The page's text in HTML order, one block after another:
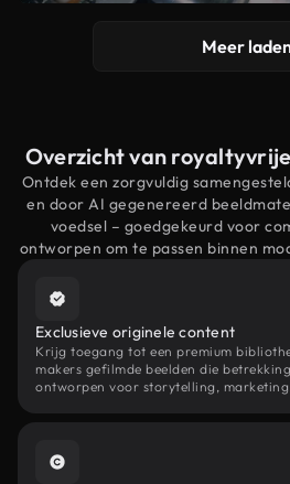
Meer
Overzicht van
Ontdek een zorgvuldig
en door AI gegenereerd
voedsel – goedgekeurd voor
ontworpen om te passen binnen
Exclusieve originele content
Krijg toegang tot een premium
makers gefilmde beelden die
ontworpen voor storytelling,